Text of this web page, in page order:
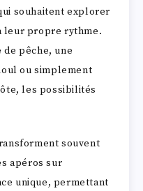
souhaitent explorer
leur propre rythme.
de pêche, une
ou simplement
les possibilités
souvent
apéros sur
unique, permettant